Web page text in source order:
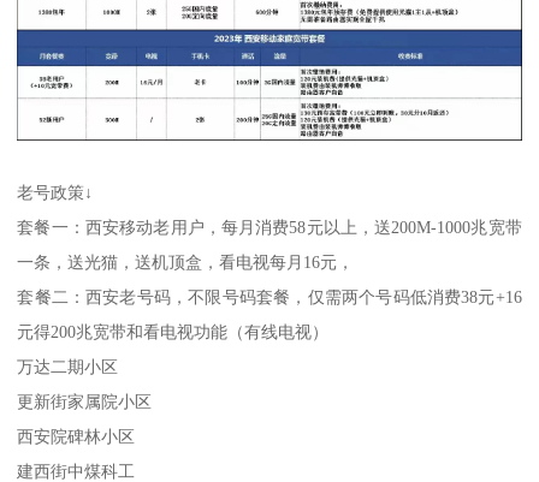
老号政策↓
套餐一：西安移动老用户，每月消费58元以上，送200M-1000兆宽带
一条，送光猫，送机顶盒，看电视每月16元，
套餐二：西安老号码，不限号码套餐，仅需两个号码低消费38元+16
元得200兆宽带和看电视功能（有线电视）
万达二期小区
更新街家属院小区
西安院碑林小区
建西街中煤科工